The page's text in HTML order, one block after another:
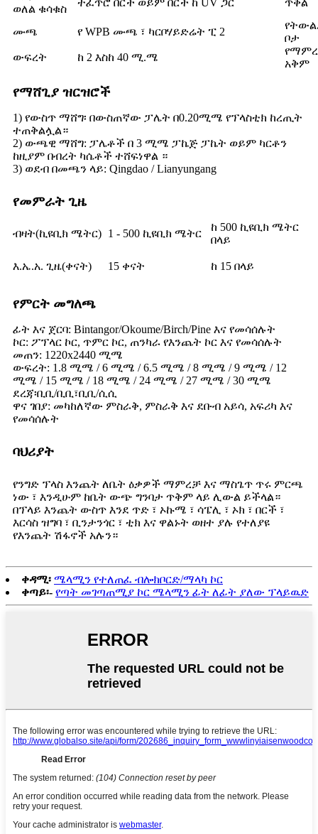
ወለል ቁሳቁስ
ተፈጥሮ በርች ወይም በርች ከ UV ጋር ጥቅል
ሙጫ የ WPB ሙጫ ፣ ካርቦሃይድሬት ፒ 2
ቦታ
ውፍረት
ከ 2 እስከ 40 ሚ.ሜ
አቅም
የማሸጊያ ዝርዝሮች
1) የውስጥ ማሸግ፡ በውስጠኛው ፓሌት በ0.20ሚሜ የፕላስቲክ ከረጢት
ተጠቅልሏል።
2) ውጫዊ ማሸግ: ፓሌቶች በ 3 ሚሜ ፓኬጅ ፓኬት ወይም ካርቶን
ከዚያም በብረት ካሴቶች ተሸፍነዋል ።
3) ወደብ በመጫን ላይ: Qingdao / Lianyungang
የመምራት ጊዜ
ብዛት(ኪዩቢክ ሜትር) 1 - 500 ኪዩቢክ ሜትር
ከ 500 ኪዩቢክ ሜትር
በላይ
እ.ኤ.አ. ጊዜ(ቀናት) 15 ቀናት ከ 15 በላይ
የምርት መግለጫ
ፊት እና ጀርባ: Bintangor/Okoume/Birch/Pine እና የመሳሰሉት
ኮር: ፖፕላር ኮር, ጥምር ኮር, ጠንካራ የእንጨት ኮር እና የመሳሰሉት
መጠን: 1220x2440 ሚሜ
ውፍረት: 1.8 ሚሜ / 6 ሚሜ / 6.5 ሚሜ / 8 ሚሜ / 9 ሚሜ / 12
ሚሜ / 15 ሚሜ / 18 ሚሜ / 24 ሚሜ / 27 ሚሜ / 30 ሚሜ
ደረጃ፡ቢቢ/ቢቢ፣ቢቢ/ሲሲ
ዋና ገበያ: መካከለኛው ምስራቅ, ምስራቅ እና ደቡብ አይሳ, አፍሪካ እና
የመሳሰሉት
ባህሪያት
የንግድ ፕላስ እንጨት ለቤት ዕቃዎች ማምረቻ እና ማስጌጥ ጥሩ ምርጫ
ነው ፣ እንዲሁም ከቤት ውጭ ግንባታ ጥቅም ላይ ሊውል ይችላል።
በፕላይ እንጨት ውስጥ እንደ ጥድ ፣ ኦኩሜ ፣ ሳፔሊ ፣ ኦክ ፣ በርች ፣
እርሳስ ዝግባ ፣ ቢንታንጎር ፣ ቲክ እና ዋልኑት ወዘተ ያሉ የተለያዩ
የእንጨት ሽፋኖች አሉን።
ቀዳሚ፡ ሜላሚን የተለጠፈ ብሎክቦርድ/ማላካ ኮር
ቀጣይ፡- የጣት መገጣጠሚያ ኮር ሜላሚን ፊት ለፊት ያለው ፕላይዉድ